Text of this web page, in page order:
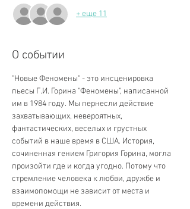
+ еще 11
О событии
"Новые Феномены" - это инсценировка
пьесы Г.И. Горина "Феномены", написанной
им в 1984 году. Мы пернесли действие
захватывающих, невероятных,
фантастических, веселых и грустных
событий в наше время в США. История,
сочиненная гением Григория Горина, могла
произойти где и когда угодно. Потому что
стремление человека к любви, дружбе и
взаимопомощи не зависит от места и
времени действия.